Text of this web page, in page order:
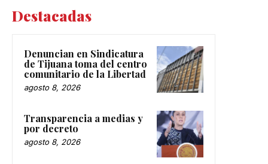
Destacadas
Denuncian en Sindicatura
de Tijuana toma del centro
comunitario de la Libertad
agosto 8, 2026
Transparencia a medias y
por decreto
agosto 8, 2026